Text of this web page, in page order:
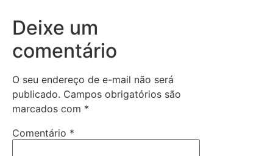
Deixe um
comentário
O seu endereço de e-mail não será
publicado. Campos obrigatórios são
marcados com *
Comentário *